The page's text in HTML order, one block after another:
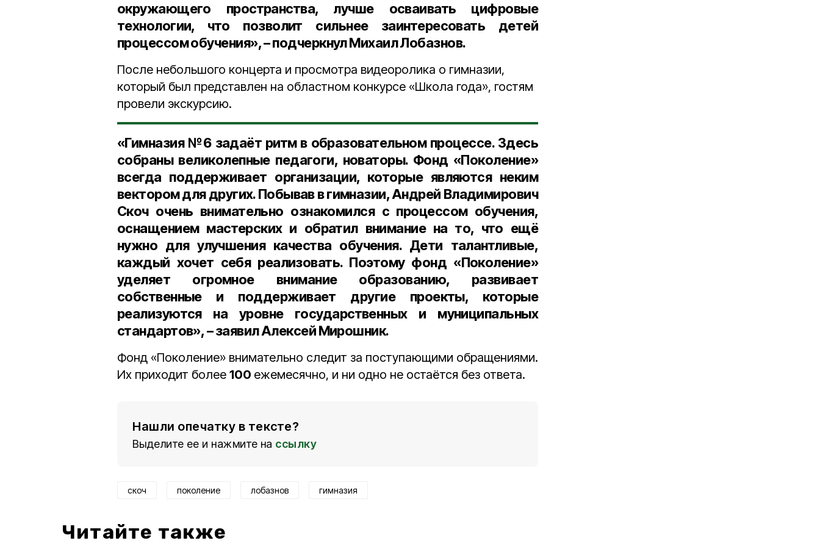
окружающего пространства, лучше осваивать цифровые
технологии, что позволит сильнее заинтересовать детей
процессом обучения», – подчеркнул Михаил Лобазнов.
После небольшого концерта и просмотра видеоролика о гимназии,
который был представлен на областном конкурсе «Школа года», гостям
провели экскурсию.
«Гимназия №6 задаёт ритм в образовательном процессе. Здесь
собраны великолепные педагоги, новаторы. Фонд «Поколение»
всегда поддерживает организации, которые являются неким
вектором для других. Побывав в гимназии, Андрей Владимирович
Скоч очень внимательно ознакомился с процессом обучения,
оснащением мастерских и обратил внимание на то, что ещё
нужно для улучшения качества обучения. Дети талантливые,
каждый хочет себя реализовать. Поэтому фонд «Поколение»
уделяет огромное внимание образованию, развивает
собственные и поддерживает другие проекты, которые
реализуются на уровне государственных и муниципальных
стандартов», – заявил Алексей Мирошник.
Фонд «Поколение» внимательно следит за поступающими обращениями.
Их приходит более 100 ежемесячно, и ни одно не остаётся без ответа.
Нашли опечатку в тексте?
Выделите ее и нажмите на ссылку
скоч поколение лобазнов гимназия
Читайте также